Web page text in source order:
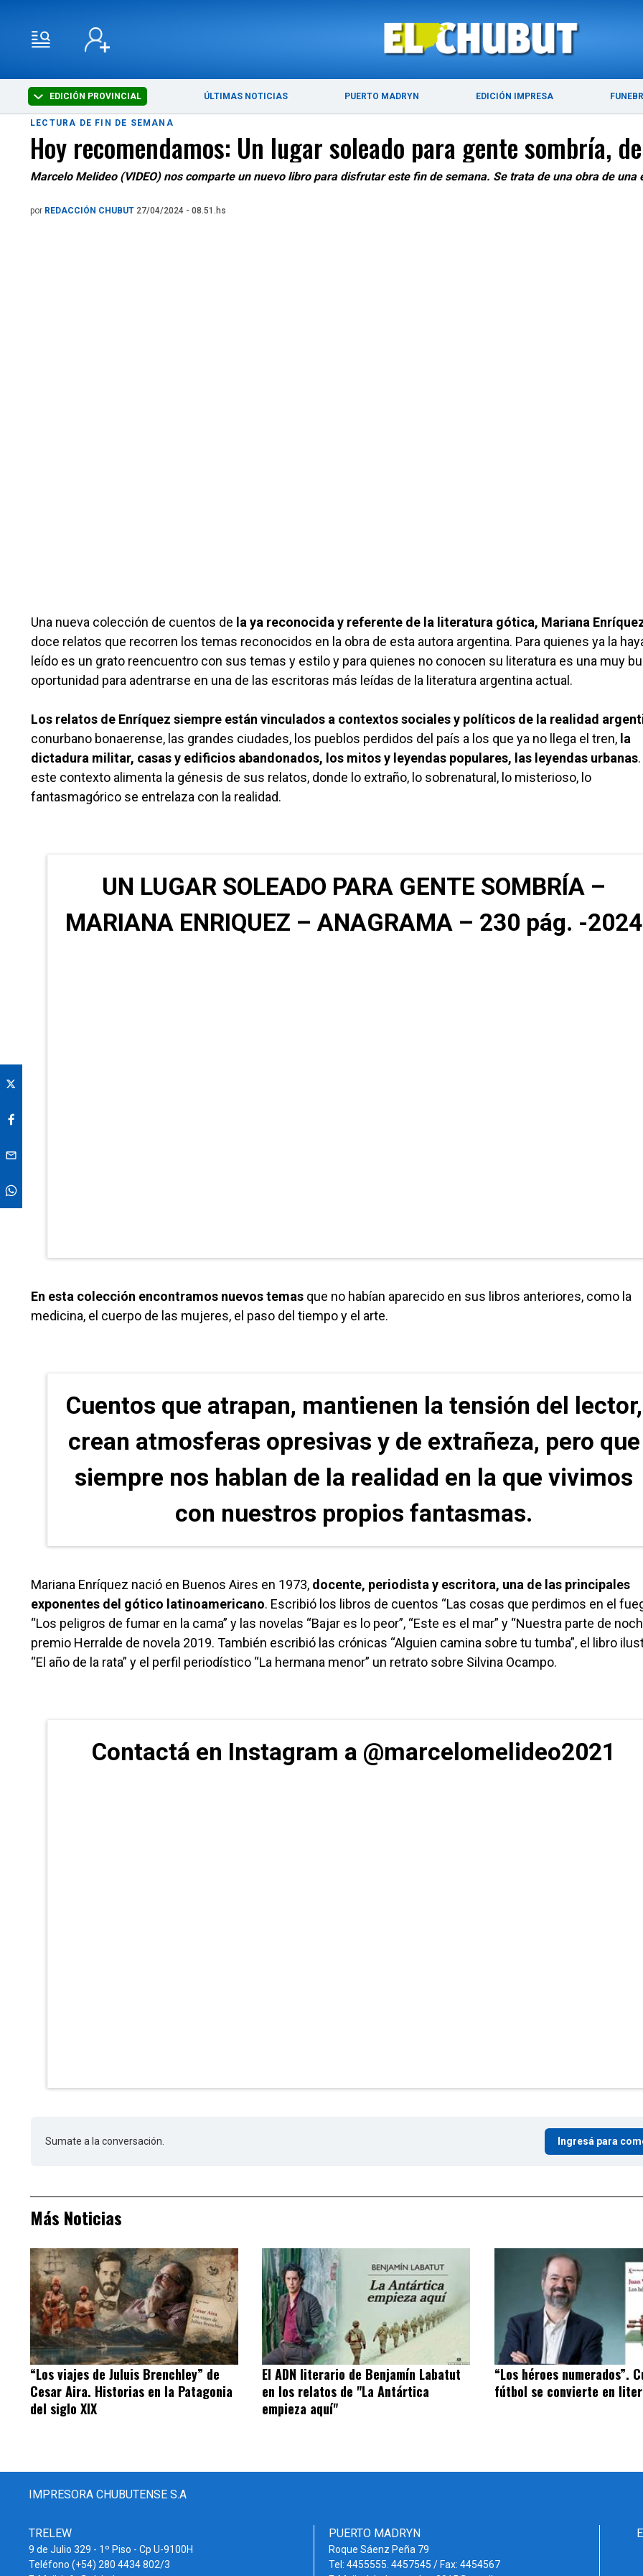
EDICIÓN PROVINCIAL ÚLTIMAS NOTICIAS PUERTO MADRYN EDICIÓN IMPRESA
ÚLTIMAS NOTICIAS PUERTO MADRYN
LECTURA DE FIN DE SEMANA
Hoy recomendamos: Un lugar soleado para gente sombría,
Marcelo Melideo (VIDEO) nos comparte un nuevo libro para disfrutar este fin de semana. Se trata de una obra de
por REDACCIÓN CHUBUT 27/04/2024 - 08.51.hs
Una nueva colección de cuentos de la ya reconocida y referente de la literatura gótica, Mariana
doce relatos que recorren los temas reconocidos en la obra de esta autora argentina. Para quienes ya la
leído es un grato reencuentro con sus temas y estilo y para quienes no conocen su literatura es una muy
oportunidad para adentrarse en una de las escritoras más leídas de la literatura argentina actual.
Los relatos de Enríquez siempre están vinculados a contextos sociales y políticos de la realidad
conurbano bonaerense, las grandes ciudades, los pueblos perdidos del país a los que ya no llega el tren, la
dictadura militar, casas y edificios abandonados, los mitos y leyendas populares, las leyendas urbanas
este contexto alimenta la génesis de sus relatos, donde lo extraño, lo sobrenatural, lo misterioso, lo
fantasmagórico se entrelaza con la realidad.
UN LUGAR SOLEADO PARA GENTE SOMBRÍA –
MARIANA ENRIQUEZ – ANAGRAMA – 230 pág. -2024
En esta colección encontramos nuevos temas que no habían aparecido en sus libros anteriores, como la
medicina, el cuerpo de las mujeres, el paso del tiempo y el arte.
Cuentos que atrapan, mantienen la tensión del lector,
crean atmosferas opresivas y de extrañeza, pero que
siempre nos hablan de la realidad en la que vivimos
con nuestros propios fantasmas.
Mariana Enríquez nació en Buenos Aires en 1973, docente, periodista y escritora, una de las principales
exponentes del gótico latinoamericano. Escribió los libros de cuentos “Las cosas que perdimos en el
“Los peligros de fumar en la cama” y las novelas “Bajar es lo peor”, “Este es el mar” y “Nuestra parte de
premio Herralde de novela 2019. También escribió las crónicas “Alguien camina sobre tu tumba”, el libro
“El año de la rata” y el perfil periodístico “La hermana menor” un retrato sobre Silvina Ocampo.
Contactá en Instagram a @marcelomelideo2021
Sumate a la conversación. Ingresá para
Más Noticias
“Los viajes de Juluis Brenchley” de
Cesar Aira. Historias en la Patagonia
del siglo XIX
El ADN literario de Benjamín Labatut
en los relatos de "La Antártica
empieza aquí"
“Los héroes numerados”.
fútbol se convierte en
IMPRESORA CHUBUTENSE S.A
TRELEW
9 de Julio 329 - 1º Piso - Cp U-9100H
Teléfono (+54) 280 4434 802/3
PUERTO MADRYN
Roque Sáenz Peña 79
Tel: 4455555. 4457545 / Fax: 4454567